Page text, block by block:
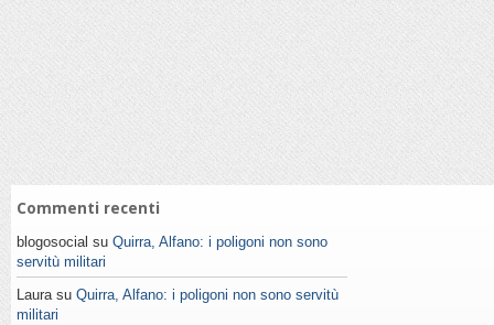
Commenti recenti
blogosocial su Quirra, Alfano: i poligoni non sono
servitù militari
Laura su Quirra, Alfano: i poligoni non sono servitù
militari